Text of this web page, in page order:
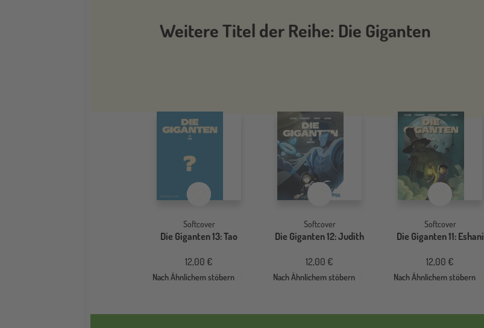
Weitere Titel der Reihe: Die Giganten
Merkzettel
Softcover
Die Giganten 13: Tao
12,00 €
Nach Ähnlichem stöbern
Merkzettel
Softcover
Die Giganten 12: Judith
12,00 €
Nach Ähnlichem stöbern
Merkzettel
Softcover
Die Giganten 11: Eshani
12,00 €
Nach Ähnlichem stöbern